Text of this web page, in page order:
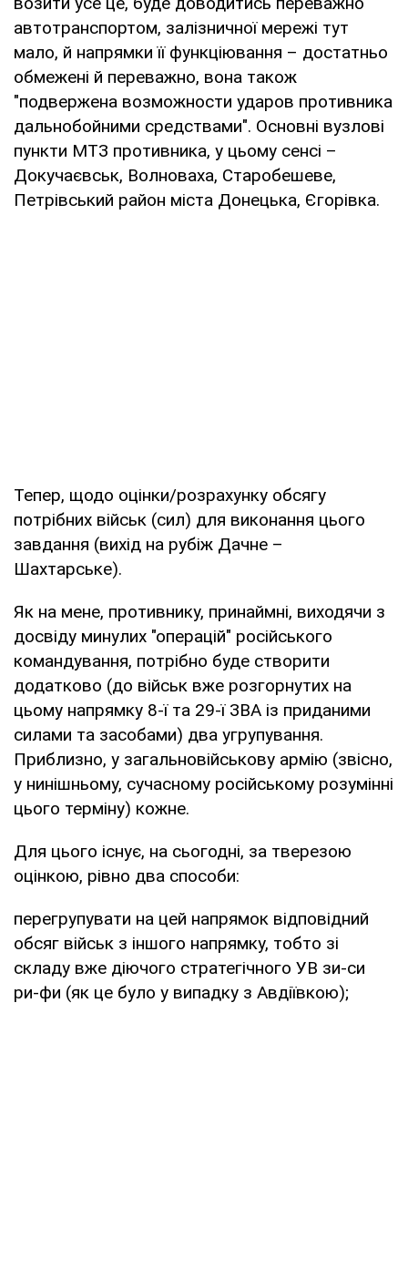
автотранспортом, залізничної мережі тут
мало, й напрямки її функціювання – достатньо
обмежені й переважно, вона також
"подвержена возможности ударов противника
дальнобойними средствами". Основні вузлові
пункти МТЗ противника, у цьому сенсі –
Докучаєвськ, Волноваха, Старобешеве,
Петрівський район міста Донецька, Єгорівка.
Тепер, щодо оцінки/розрахунку обсягу
потрібних військ (сил) для виконання цього
завдання (вихід на рубіж Дачне –
Шахтарське).
Як на мене, противнику, принаймні, виходячи з
досвіду минулих "операцій" російського
командування, потрібно буде створити
додатково (до військ вже розгорнутих на
цьому напрямку 8-ї та 29-ї ЗВА із приданими
силами та засобами) два угрупування.
Приблизно, у загальновійськову армію (звісно,
у нинішньому, сучасному російському розумінні
цього терміну) кожне.
Для цього існує, на сьогодні, за тверезою
оцінкою, рівно два способи:
перегрупувати на цей напрямок відповідний
обсяг військ з іншого напрямку, тобто зі
складу вже діючого стратегічного УВ зи-си
ри-фи (як це було у випадку з Авдіївкою);